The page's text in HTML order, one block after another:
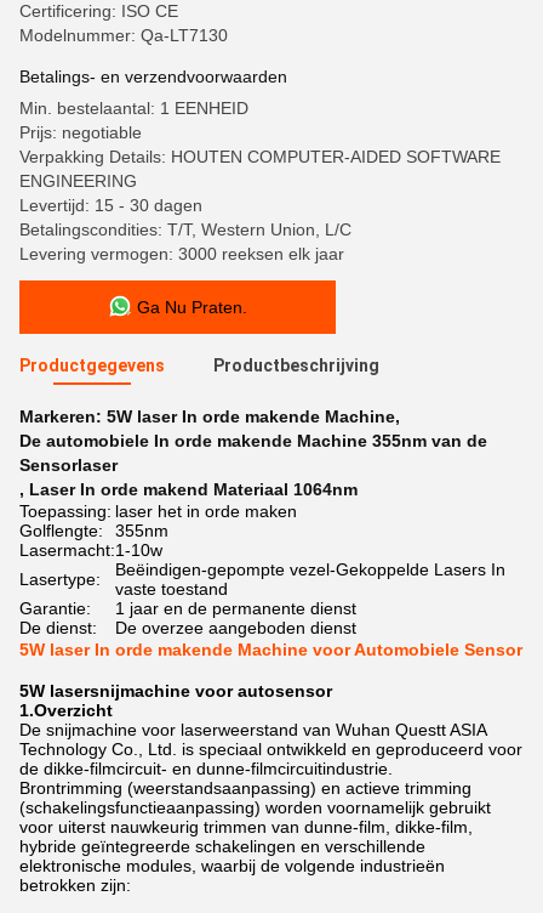
Certificering: ISO CE
Modelnummer: Qa-LT7130
Betalings- en verzendvoorwaarden
Min. bestelaantal: 1 EENHEID
Prijs: negotiable
Verpakking Details: HOUTEN COMPUTER-AIDED SOFTWARE
ENGINEERING
Levertijd: 15 - 30 dagen
Betalingscondities: T/T, Western Union, L/C
Levering vermogen: 3000 reeksen elk jaar
Ga Nu Praten.
Productgegevens Productbeschrijving
Markeren: 5W laser In orde makende Machine,
De automobiele In orde makende Machine 355nm van de
Sensorlaser
, Laser In orde makend Materiaal 1064nm
Toepassing: laser het in orde maken
Golflengte:
355nm
Lasermacht:1-10w
Lasertype:
Beëindigen-gepompte vezel-Gekoppelde Lasers In
vaste toestand
Garantie:
1 jaar en de permanente dienst
De dienst:
De overzee aangeboden dienst
5W laser In orde makende Machine voor Automobiele Sensor
5W lasersnijmachine voor autosensor
1.Overzicht
De snijmachine voor laserweerstand van Wuhan Questt ASIA
Technology Co., Ltd. is speciaal ontwikkeld en geproduceerd voor
de dikke-filmcircuit- en dunne-filmcircuitindustrie.
Brontrimming (weerstandsaanpassing) en actieve trimming
(schakelingsfunctieaanpassing) worden voornamelijk gebruikt
voor uiterst nauwkeurig trimmen van dunne-film, dikke-film,
hybride geïntegreerde schakelingen en verschillende
elektronische modules, waarbij de volgende industrieën
betrokken zijn: